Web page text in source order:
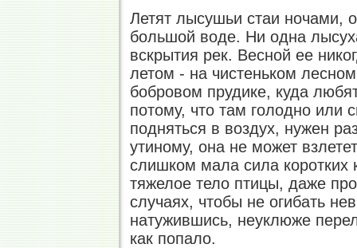
Летят лысушьи стаи ночами,
большой воде. Ни одна
вскрытия рек. Весной ее
летом - на чистеньком
бобровом прудике, куда
потому, что там голодно или
подняться в воздух, нужен
утиному, она не может
слишком мала сила коротких
тяжелое тело птицы, даже
случаях, чтобы не огибать
натужившись, неуклюже
как попало.